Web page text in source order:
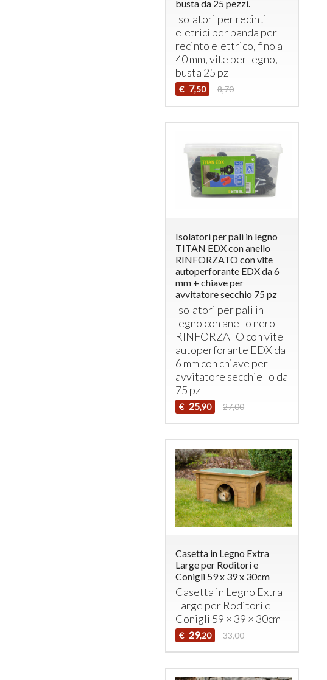
busta da 25 pezzi.
Isolatori per recinti
eletrici per banda per
recinto elettrico, fino a
40 mm, vite per legno,
busta 25 pz
€ 7,50 8,70
Isolatori per pali in legno
TITAN EDX con anello
RINFORZATO con vite
autoperforante EDX da 6
mm + chiave per
avvitatore secchio 75 pz
Isolatori per pali in
legno con anello nero
RINFORZATO con vite
autoperforante EDXda
6 mm con chiave per
avvitatore secchiello da
75 pz
€ 25,90 27,00
Casetta in Legno Extra
Large per Roditori e
Conigli 59 x 39 x 30cm
Casetta in Legno Extra
Large per Roditori e
Conigli 59 × 39 × 30cm
€ 29,20 33,00